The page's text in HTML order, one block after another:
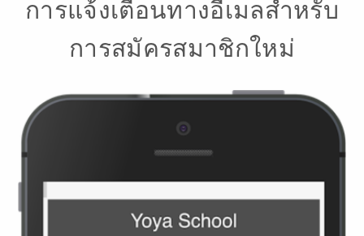
การแจ้งเตือนทางอีเมลสำหรับ
การสมัครสมาชิกใหม่